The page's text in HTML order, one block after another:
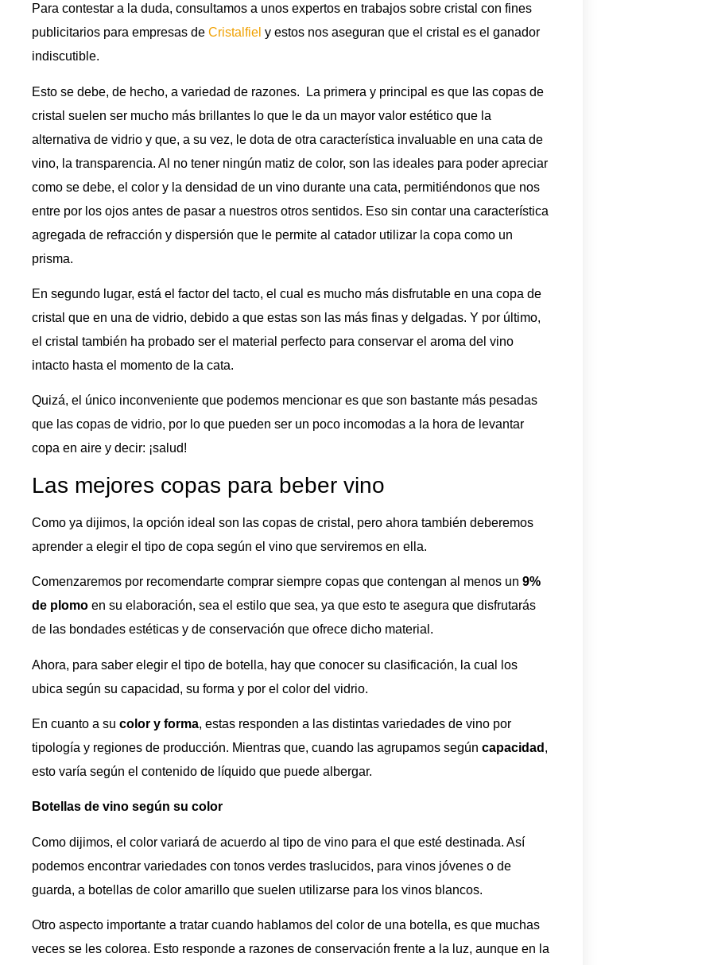
Para contestar a la duda, consultamos a unos expertos en trabajos sobre cristal con fines
publicitarios para empresas de Cristalfiel y estos nos aseguran que el cristal es el ganador
indiscutible.
Esto se debe, de hecho, a variedad de razones. La primera y principal es que las copas de
cristal suelen ser mucho más brillantes lo que le da un mayor valor estético que la
alternativa de vidrio y que, a su vez, le dota de otra característica invaluable en una cata de
vino, la transparencia. Al no tener ningún matiz de color, son las ideales para poder apreciar
como se debe, el color y la densidad de un vino durante una cata, permitiéndonos que nos
entre por los ojos antes de pasar a nuestros otros sentidos. Eso sin contar una característica
agregada de refracción y dispersión que le permite al catador utilizar la copa como un
prisma.
En segundo lugar, está el factor del tacto, el cual es mucho más disfrutable en una copa de
cristal que en una de vidrio, debido a que estas son las más finas y delgadas. Y por último,
el cristal también ha probado ser el material perfecto para conservar el aroma del vino
intacto hasta el momento de la cata.
Quizá, el único inconveniente que podemos mencionar es que son bastante más pesadas
que las copas de vidrio, por lo que pueden ser un poco incomodas a la hora de levantar
copa en aire y decir: ¡salud!
Las mejores copas para beber vino
Como ya dijimos, la opción ideal son las copas de cristal, pero ahora también deberemos
aprender a elegir el tipo de copa según el vino que serviremos en ella.
Comenzaremos por recomendarte comprar siempre copas que contengan al menos un 9%
de plomo en su elaboración, sea el estilo que sea, ya que esto te asegura que disfrutarás
de las bondades estéticas y de conservación que ofrece dicho material.
Ahora, para saber elegir el tipo de botella, hay que conocer su clasificación, la cual los
ubica según su capacidad, su forma y por el color del vidrio.
En cuanto a su color y forma, estas responden a las distintas variedades de vino por
tipología y regiones de producción. Mientras que, cuando las agrupamos según capacidad ,
esto varía según el contenido de líquido que puede albergar.
Botellas de vino según su color
Como dijimos, el color variará de acuerdo al tipo de vino para el que esté destinada. Así
podemos encontrar variedades con tonos verdes traslucidos, para vinos jóvenes o de
guarda, a botellas de color amarillo que suelen utilizarse para los vinos blancos.
Otro aspecto importante a tratar cuando hablamos del color de una botella, es que muchas
veces se les colorea. Esto responde a razones de conservación frente a la luz, aunque en la